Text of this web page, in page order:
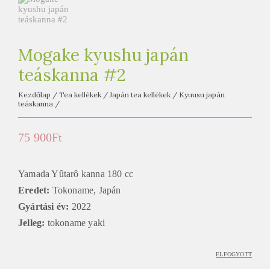
t
a
h
á
z
Mogake kyushu japán
teáskanna #2
Kezdőlap / Tea kellékek / Japán tea kellékek / Kyuusu japán
teáskanna /
75 900Ft
Yamada Yûtarô kanna 180 cc
Eredet: Tokoname, Japán
Gyártási év: 2022
Jelleg: tokoname yaki
ELFOGYOTT